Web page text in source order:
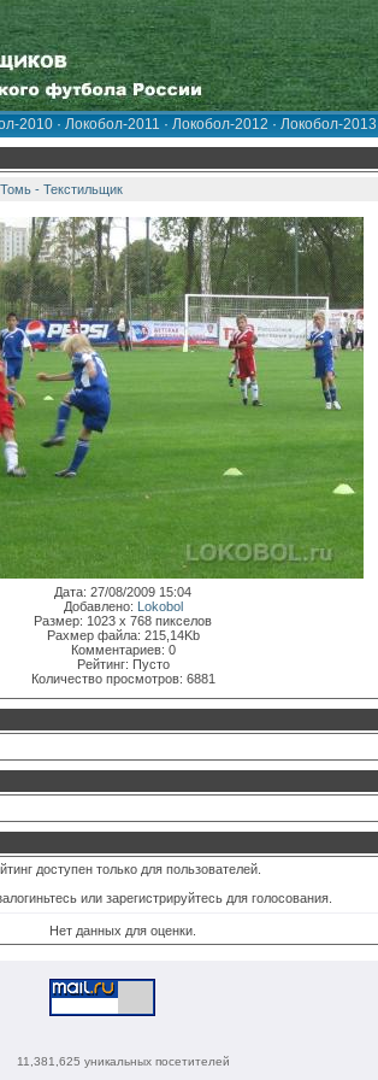
2010 · Локобол-2011 · Локобол-2012 · Локобол-2013
Томь - Текстильщик
Дата: 27/08/2009 15:04
Добавлено: Lokobol
Размер: 1023 x 768 пикселов
Рахмер файла: 215,14Kb
Комментариев: 0
Рейтинг: Пусто
Количество просмотров: 6881
доступен только для пользователей.
или зарегистрируйтесь для голосования.
Нет данных для оценки.
11,381,625 уникальных посетителей